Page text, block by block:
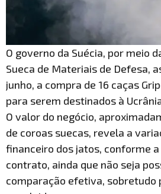
O governo da Suécia, por meio
Sueca de Materiais de Defesa,
junho, a compra de 16 caças
para serem destinados à
O valor do negócio,
de coroas suecas, revela a
financeiro dos jatos, conforme
contrato, ainda que não seja
comparação efetiva, sobretudo